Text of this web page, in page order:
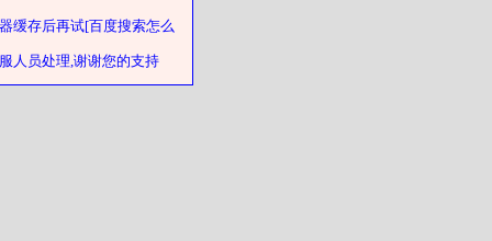
缓存后再试[百度搜索怎么
人员处理,谢谢您的支持